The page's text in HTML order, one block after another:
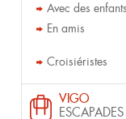
Avec des enfants
En amis
Croisiéristes
VIGO
ESCAPADES